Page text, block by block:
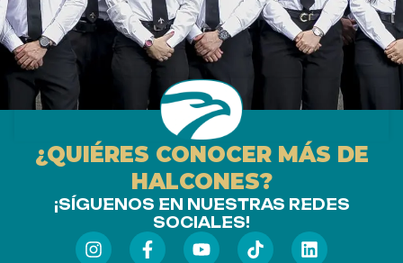
¿QUIÉRES CONOCER MÁS DE
HALCONES?
¡SÍGUENOS EN NUESTRAS REDES
SOCIALES!